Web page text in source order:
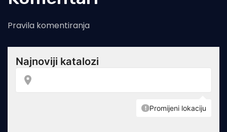
Pravila komentiranja